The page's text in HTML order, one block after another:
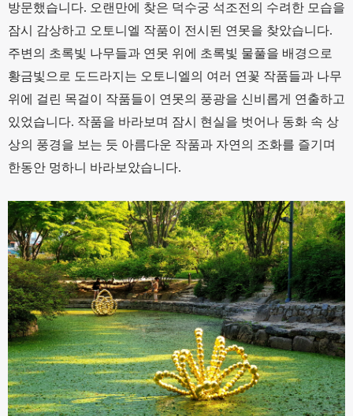
방문했습니다. 오랜만에 찾은 덕수궁 석조전의 수려한 모습을
잠시 감상하고 오토니엘 작품이 전시된 연못을 찾았습니다.
주변의 초록빛 나무들과 연못 위에 초록빛 물풀을 배경으로
황금빛으로 도드라지는 오토니엘의 여러 연꽃 작품들과 나무
위에 걸린 목걸이 작품들이 연못의 풍광을 신비롭게 연출하고
있었습니다. 작품을 바라보며 잠시 현실을 벗어나 동화 속 상
상의 풍경을 보는 듯 아름다운 작품과 자연의 조화를 즐기며
한동안 멍하니 바라보았습니다.